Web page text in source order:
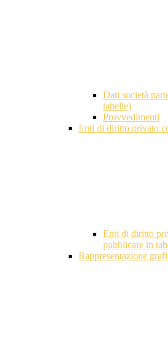
Dati società
tabelle)
Provvedimenti
Enti di diritto privato
Enti di diritto
pubblicare in
Rappresentazione